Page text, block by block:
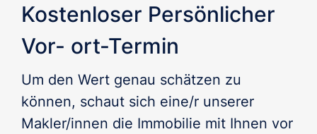
Kostenloser Persönlicher
Vor- ort-Termin
Um den Wert genau schätzen zu
können, schaut sich eine/r unserer
Makler/innen die Immobilie mit Ihnen vor